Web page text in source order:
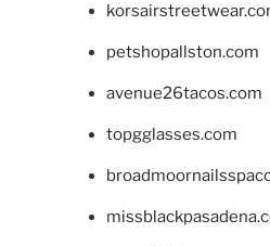
petshopallston.com
avenue26tacos.com
topgglasses.com